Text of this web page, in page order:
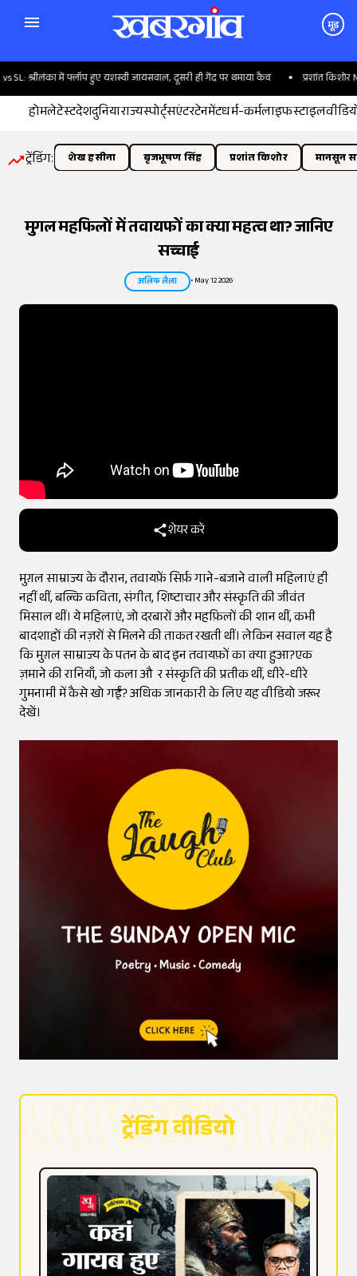
मूड
में फ्लॉप हुए यशस्वी जायसवाल, दूसरी ही गेंद पर थमाया कैच प्रशांत किशोर NCP के
होमलेटेस्टदेशदुनियाराज्यस्पोर्ट्सएंटरटेनमेंटधर्म-कर्मलाइफस्टाइल
ट्रेंडिंग: शेख हसीना बृजभूषण सिंह प्रशांत किशोर मानसून
मुगल महफिलों में तवायफों का क्या महत्व था? जानिए
सच्चाई
अलिफ लैला •May 12 2026
शेयर करें
मुग़ल साम्राज्य के दौरान, तवायफ़ें सिर्फ़ गाने-बजाने वाली महिलाएं ही
नहीं थीं, बल्कि कविता, संगीत, शिष्टाचार और संस्कृति की जीवंत
मिसाल थीं। ये महिलाएं, जो दरबारों और महफ़िलों की शान थीं, कभी
बादशाहों की नज़रों से मिलने की ताकत रखती थीं। लेकिन सवाल यह है
कि मुग़ल साम्राज्य के पतन के बाद इन तवायफ़ों का क्या हुआ?एक
ज़माने की रानियाँ, जो कला औ र संस्कृति की प्रतीक थीं, धीरे-धीरे
गुमनामी में कैसे खो गईं? अधिक जानकारी के लिए यह वीडियो जरूर
देखें।
ट्रेंडिंग वीडियो